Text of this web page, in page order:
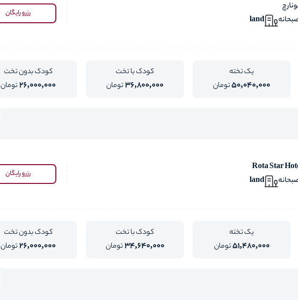
land
رزرو رایگان
یک تخته
50,040,000تومان
کودک با تخت
36,800,000تومان
کودک بدون تخت
26,000,000تومان
Rota Star
land
رزرو رایگان
یک تخته
51,480,000تومان
کودک با تخت
34,640,000تومان
کودک بدون تخت
26,000,000تومان